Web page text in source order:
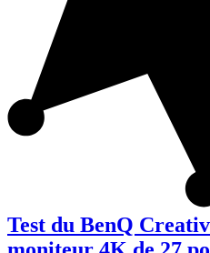
Test du BenQ